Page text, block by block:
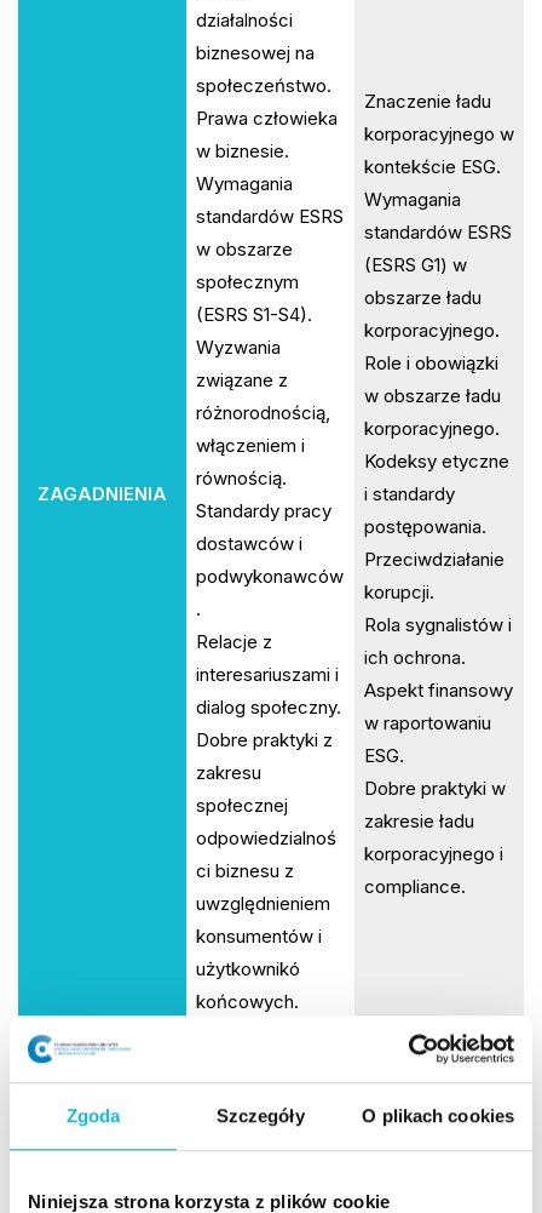
Zgoda Szczegóły O plikach cookies
Niniejsza strona korzysta z plików cookie
ZAGADNIENIA
działalności
biznesowej na
społeczeństwo.
Prawa człowieka
w biznesie.
Wymagania
standardów ESRS
w obszarze
społecznym
(ESRS S1-S4).
Wyzwania
związane z
różnorodnością,
włączeniem i
równością.
Standardy pracy
dostawców i
podwykonawców
.
Relacje z
interesariuszami i
dialog społeczny.
Dobre praktyki z
zakresu
społecznej
odpowiedzialnoś
ci biznesu z
uwzględnieniem
konsumentów i
użytkownikó
końcowych.
Znaczenie ładu
korporacyjnego w
kontekście ESG.
Wymagania
standardów ESRS
(ESRS G1) w
obszarze ładu
korporacyjnego.
Role i obowiązki
w obszarze ładu
korporacyjnego.
Kodeksy etyczne
i standardy
postępowania.
Przeciwdziałanie
korupcji.
Rola sygnalistów i
ich ochrona.
Aspekt finansowy
w raportowaniu
ESG.
Dobre praktyki w
zakresie ładu
korporacyjnego i
compliance.
PRZEDMIOT
raportowanie ESG
Greenwashing -
identyfikacja i
przeciwdziałanie